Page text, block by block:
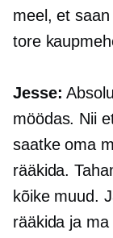
meel, et
tore
Jesse:
möödas. Nii
saatke oma
rääkida.
kõike muud.
rääkida ja